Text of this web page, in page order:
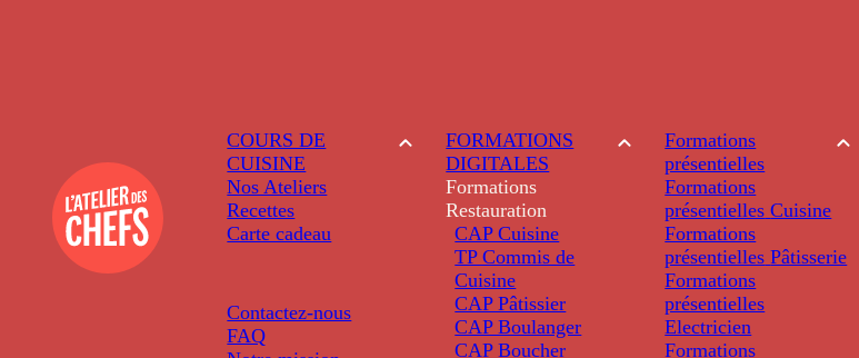
COURS DE
CUISINE
Nos Ateliers
Recettes
Carte cadeau
Contactez-nous
FAQ
FORMATIONS
DIGITALES
Formations
Restauration
CAP Cuisine
TP Commis de
Cuisine
CAP Pâtissier
CAP Boulanger
CAP Boucher
Formations
présentielles
Formations
présentielles Cuisine
Formations
présentielles Pâtisserie
Formations
présentielles
Electricien
Formations